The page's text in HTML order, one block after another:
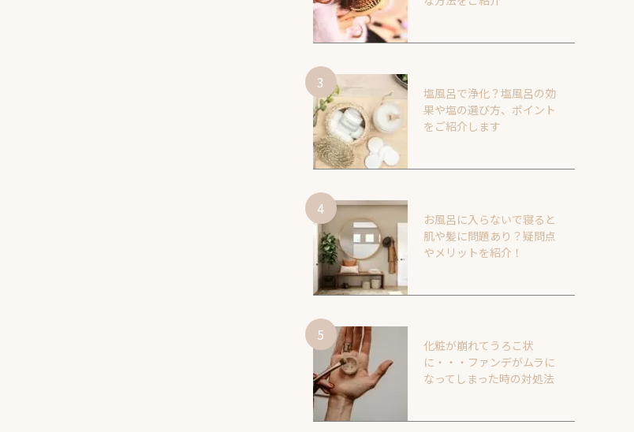
塩風呂で浄化？塩風呂の効
果や塩の選び方、ポイント
をご紹介します
お風呂に入らないで寝ると
肌や髪に問題あり？疑問点
やメリットを紹介！
化粧が崩れてうろこ状
に・・・ファンデがムラに
なってしまった時の対処法